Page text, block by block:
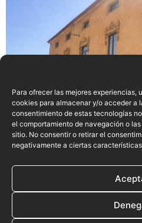
Para ofrecer las mejores experiencias,
cookies para almacenar y/o acceder a
consentimiento de estas tecnologías
el comportamiento de navegación o
sitio. No consentir o retirar el
negativamente a ciertas